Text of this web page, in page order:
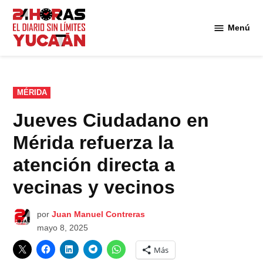
Saltar
contenido
Menú
PUBLICADO
EN
MÉRIDA
Jueves Ciudadano en
Mérida refuerza la
atención directa a
vecinas y vecinos
por Juan Manuel Contreras
mayo 8, 2025
Más